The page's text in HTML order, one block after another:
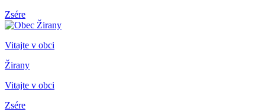
Zsére
Vitajte v obci
Žirany
Vitajte v obci
Zsére